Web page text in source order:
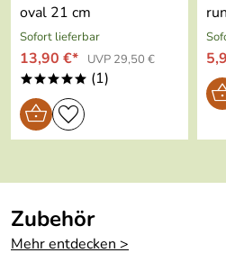
est:
Ofenfest:
Kühlschrankfes
t:
Gefriertruhenfe
ja
Made in:
oval 21 cm
Sofort lieferbar
13,90 €* UVP 29,50 €
***** (1)
Zubehör
Mehr entdecken >